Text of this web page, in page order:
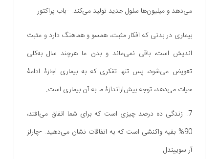
می‌دهد و میلیون‌ها سلول جدید تولید می‌کند. –باب پراکتور
بیماری در بدنی که افکار مثبت، همسو و هماهنگ دارد و مثبت
اندیش است، باقی نمی‌ماند و بدن ما هرچند سال به‌کلی
تعویض می‌شود، پس تنها تفکری که به بیماری اجازۀ ادامۀ
حیات می‌دهد، توجه بیش‌ازاندازۀ ما به آن بیماری است.
7. زندگی ده درصد چیزی است که برای شما اتفاق می‌افتد،
90% بقیه واکنشی است که به اتفاقات نشان می‌دهید. -چارلز
آر سوییندل